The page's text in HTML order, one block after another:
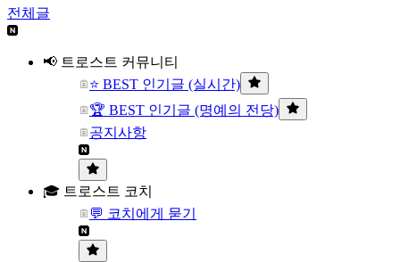
전체글
📢 트로스트 커뮤니티
⭐ BEST 인기글 (실시간)
🏆 BEST 인기글 (명예의 전당)
공지사항
🎓 트로스트 코치
💬 코치에게 묻기